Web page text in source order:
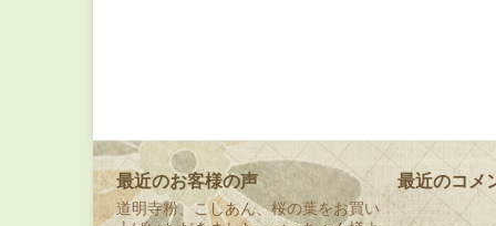
最近のお客様の声
道明寺粉、こしあん、桜の葉をお買い
最近のコメ